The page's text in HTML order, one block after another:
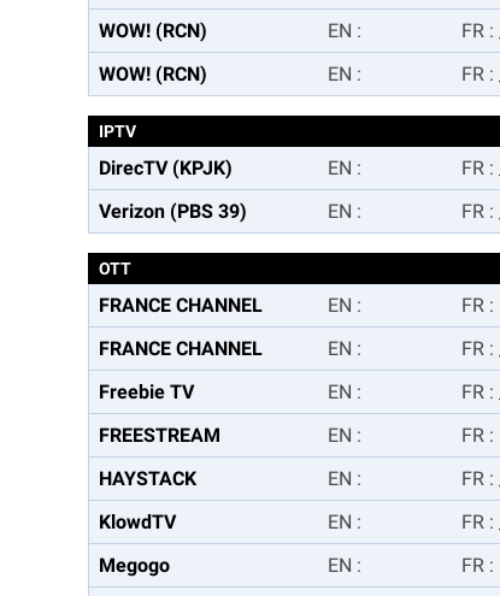
WOW! (RCN) EN : FR :
WOW! (RCN)
EN : FR :
IPTV
DirecTV (KPJK) EN : FR :
Verizon (PBS 39)
EN : FR :
OTT
FRANCE CHANNEL EN : FR :
FRANCE CHANNEL
EN : FR :
Freebie TV
EN : FR :
FREESTREAM
EN : FR :
HAYSTACK
EN : FR :
KlowdTV
EN : FR :
Megogo
EN : FR :